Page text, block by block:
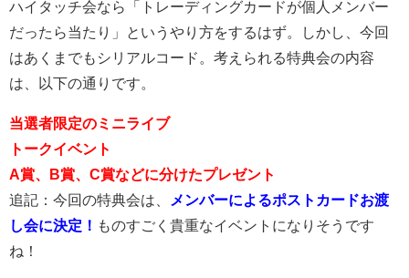
ハイタッチ会なら「トレーディングカードが個人メンバー
だったら当たり」というやり方をするはず。しかし、今回
はあくまでもシリアルコード。考えられる特典会の内容
は、以下の通りです。
当選者限定のミニライブ
トークイベント
A賞、B賞、C賞などに分けたプレゼント
追記：今回の特典会は、
メンバーによるポストカードお渡
し会に決定！ ものすごく貴重なイベントになりそうです
ね！